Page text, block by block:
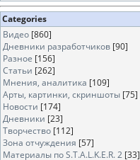
Categories
Видео [860]
Дневники разработчиков [90]
Разное [156]
Статьи [262]
Мнения, аналитика [109]
Арты, картинки, скриншоты [75]
Новости [174]
Дневники [23]
Творчество [112]
Зона отчуждения [57]
Материалы по S.T.A.L.K.E.R. 2 [33]